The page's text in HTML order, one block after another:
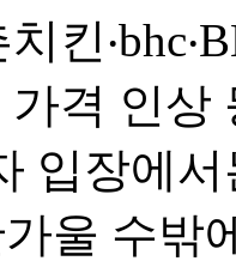
킨
격 인상
입장에
울 수밖